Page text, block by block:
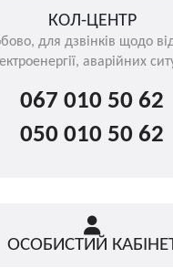
КОЛ-ЦЕНТР
для дзвінків щодо
аварійних
067 010 50 62
050 010 50 62
ОСОБИСТИЙ